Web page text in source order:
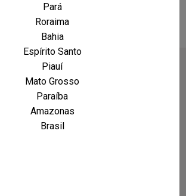
Pará
Roraima
Bahia
Espírito Santo
Piauí
Mato Grosso
Paraíba
Amazonas
Brasil